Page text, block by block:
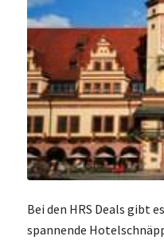
Bei den HRS Deals gibt
spannende